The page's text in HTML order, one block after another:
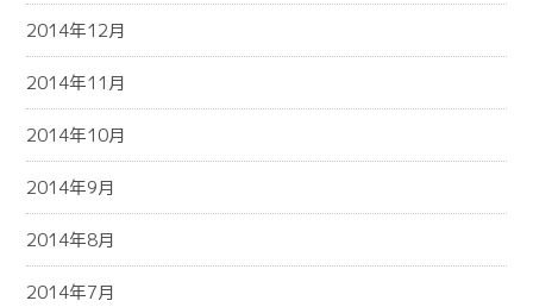
2014年12月
2014年11月
2014年10月
2014年9月
2014年8月
2014年7月